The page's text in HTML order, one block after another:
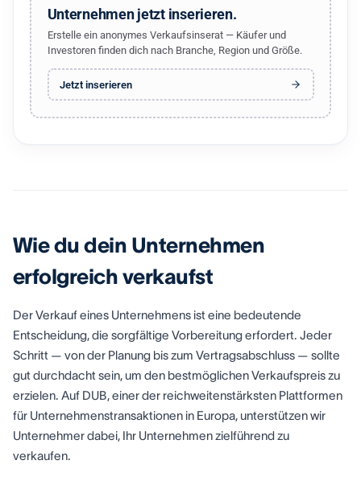
Unternehmen jetzt inserieren.
Erstelle ein anonymes Verkaufsinserat — Käufer und
Investoren finden dich nach Branche, Region und Größe.
Jetzt inserieren
Wie du dein Unternehmen
erfolgreich verkaufst
Der Verkauf eines Unternehmens ist eine bedeutende
Entscheidung, die sorgfältige Vorbereitung erfordert. Jeder
Schritt — von der Planung bis zum Vertragsabschluss — sollte
gut durchdacht sein, um den bestmöglichen Verkaufspreis zu
erzielen. Auf DUB, einer der reichweitenstärksten Plattformen
für Unternehmenstransaktionen in Europa, unterstützen wir
Unternehmer dabei, Ihr Unternehmen zielführend zu
verkaufen.